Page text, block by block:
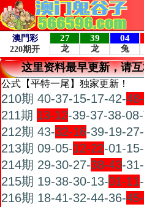
这里资料最早更新，请
公式【平特一尾】独家更新！
210期 40-37-15-17-42-
211期 13-12-39-37-38-
212期 43-32-16-39-19-
213期 09-05-12-22-01-
214期 29-30-27-38-43-
215期 19-38-30-13-01-11
216期 18-41-32-44-36-